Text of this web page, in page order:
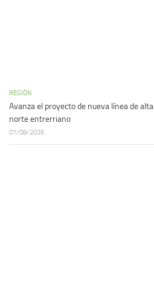
REGIÓN
Avanza el proyecto de nueva línea de
norte entrerriano
07/08/2026